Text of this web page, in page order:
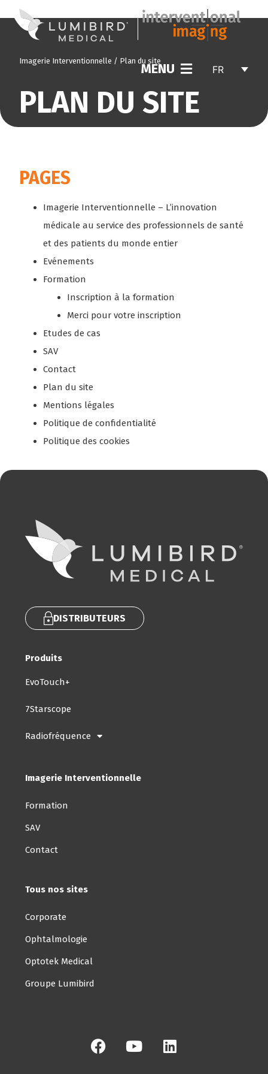
MENU FR
Imagerie Interventionnelle / Plan du site
PLAN DU SITE
PAGES
Imagerie Interventionnelle – L’innovation
médicale au service des professionnels de santé
et des patients du monde entier
Evénements
Formation
Inscription à la formation
Merci pour votre inscription
Etudes de cas
SAV
Contact
Plan du site
Mentions légales
Politique de confidentialité
Politique des cookies
DISTRIBUTEURS
Produits
EvoTouch+
7Starscope
Radiofréquence
Imagerie Interventionnelle
Formation
SAV
Contact
Tous nos sites
Corporate
Ophtalmologie
Optotek Medical
Groupe Lumibird